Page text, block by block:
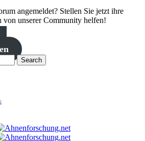
angemeldet? Stellen Sie jetzt ihre
von unserer Community helfen!
Search